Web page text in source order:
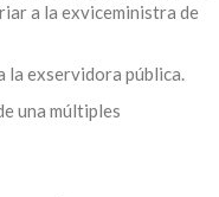
a la exviceministra de
la exservidora pública.
una múltiples